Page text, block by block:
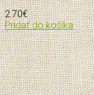
2.70€
Pridať do košíka